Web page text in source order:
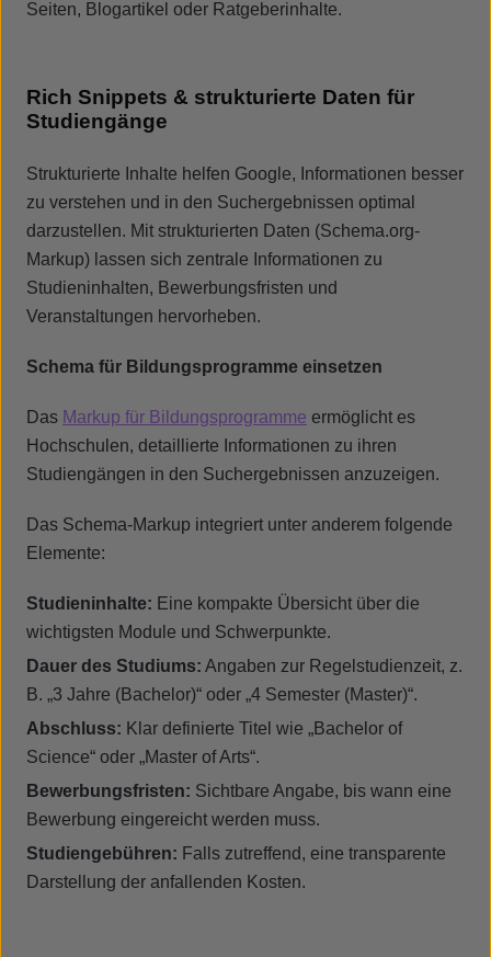
Seiten, Blogartikel oder Ratgeberinhalte.
Rich Snippets & strukturierte Daten für
Studiengänge
Strukturierte Inhalte helfen Google, Informationen besser
zu verstehen und in den Suchergebnissen optimal
darzustellen. Mit strukturierten Daten (Schema.org-
Markup) lassen sich zentrale Informationen zu
Studieninhalten, Bewerbungsfristen und
Veranstaltungen hervorheben.
Schema für Bildungsprogramme einsetzen
Das Markup für Bildungsprogramme ermöglicht es
Hochschulen, detaillierte Informationen zu ihren
Studiengängen in den Suchergebnissen anzuzeigen.
Das Schema-Markup integriert unter anderem folgende
Elemente:
Studieninhalte: Eine kompakte Übersicht über die
wichtigsten Module und Schwerpunkte.
Dauer des Studiums: Angaben zur Regelstudienzeit, z.
B. „3 Jahre (Bachelor)“ oder „4 Semester (Master)“.
Abschluss: Klar definierte Titel wie „Bachelor of
Science“ oder „Master of Arts“.
Bewerbungsfristen: Sichtbare Angabe, bis wann eine
Bewerbung eingereicht werden muss.
Studiengebühren: Falls zutreffend, eine transparente
Darstellung der anfallenden Kosten.